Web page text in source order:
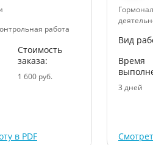
работа
Стоимость
заказа:
1 600 руб.
в PDF
Вид
Время
3 дней